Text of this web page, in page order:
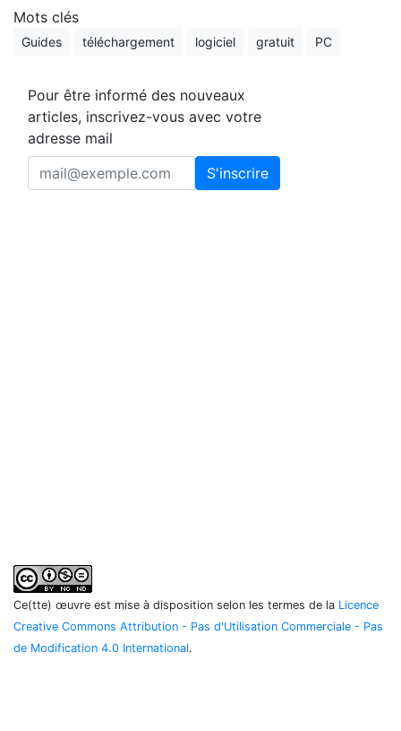
Mots clés
Guides téléchargement logiciel gratuit PC
Pour être informé des nouveaux
articles, inscrivez-vous avec votre
adresse mail
S'inscrire
Ce(tte) œuvre est mise à disposition selon les termes de la Licence
Creative Commons Attribution - Pas d'Utilisation Commerciale - Pas
de Modification 4.0 International.